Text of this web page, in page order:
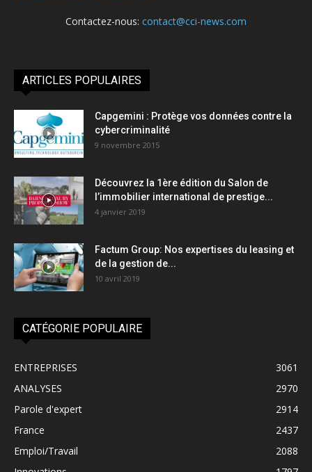
Contactez-nous: contact@cci-news.com
ARTICLES POPULAIRES
Capgemini : Protège vos données contre la
cybercriminalité
9 novembre 2015
Découvrez la 1ère édition du Salon de
l’immobilier international de prestige...
4 janvier 2019
Factum Group: Nos expertises du leasing et
de la gestion de...
10 avril 2019
CATÉGORIE POPULAIRE
ENTREPRISES
3061
ANALYSES
2970
Parole d'expert
2914
France
2437
Emploi/Travail
2088